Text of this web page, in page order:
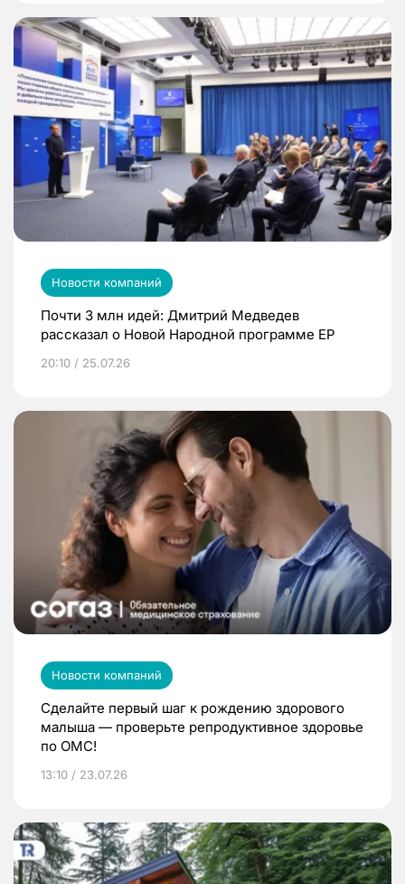
Новости компаний
Почти 3 млн идей: Дмитрий Медведев
рассказал о Новой Народной программе ЕР
20:10 / 25.07.26
Новости компаний
Сделайте первый шаг к рождению здорового
малыша — проверьте репродуктивное здоровье
по ОМС!
13:10 / 23.07.26